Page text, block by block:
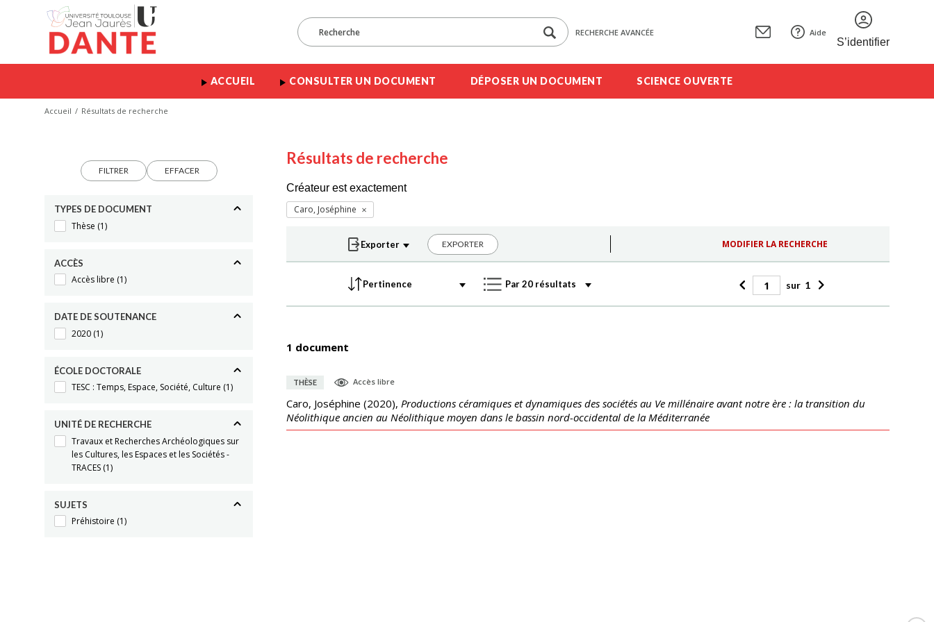
RECHERCHE AVANCÉE Aide
S’identifier
ACCUEIL CONSULTER UN DOCUMENT DÉPOSER UN DOCUMENT SCIENCE OUVERTE
Accueil Résultats de recherche
FILTRER EFFACER
TYPES DE DOCUMENT
Thèse (1)
ACCÈS
Accès libre (1)
DATE DE SOUTENANCE
2020 (1)
ÉCOLE DOCTORALE
TESC : Temps, Espace, Société, Culture (1)
UNITÉ DE RECHERCHE
Travaux et Recherches Archéologiques sur
les Cultures, les Espaces et les Sociétés -
TRACES (1)
SUJETS
Préhistoire (1)
Résultats de recherche
Créateur est exactement
Caro, Joséphine
EXPORTER MODIFIER LA RECHERCHE
sur 1
1 document
THÈSE Accès libre
Caro, Joséphine (2020), Productions céramiques et dynamiques des sociétés au Ve millénaire avant notre ère : la transition du
Néolithique ancien au Néolithique moyen dans le bassin nord-occidental de la Méditerranée